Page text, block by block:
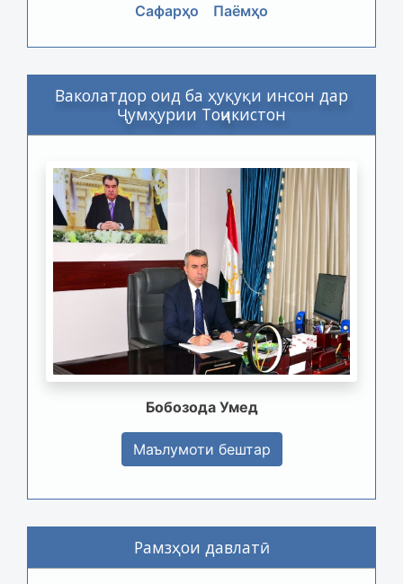
Сафарҳо
Паёмҳо
Ваколатдор оид ба ҳуқуқи инсон дар
Ҷумҳурии Тоҷикистон
Бобозода Умед
Маълумоти бештар
Рамзҳои давлатӣ